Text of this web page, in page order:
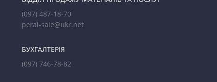
(097) 487-18-70
peral-sale@ukr.net
БУХГАЛТЕРІЯ
(097) 746-78-82